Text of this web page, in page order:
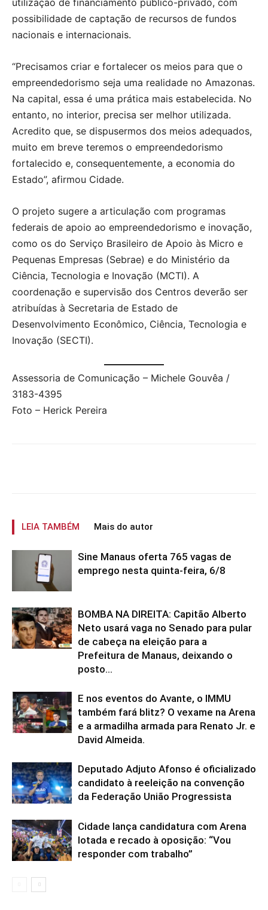
possibilidade de captação de recursos de fundos
nacionais e internacionais.
“Precisamos criar e fortalecer os meios para que o
empreendedorismo seja uma realidade no Amazonas.
Na capital, essa é uma prática mais estabelecida. No
entanto, no interior, precisa ser melhor utilizada.
Acredito que, se dispusermos dos meios adequados,
muito em breve teremos o empreendedorismo
fortalecido e, consequentemente, a economia do
Estado”, afirmou Cidade.
O projeto sugere a articulação com programas
federais de apoio ao empreendedorismo e inovação,
como os do Serviço Brasileiro de Apoio às Micro e
Pequenas Empresas (Sebrae) e do Ministério da
Ciência, Tecnologia e Inovação (MCTI). A
coordenação e supervisão dos Centros deverão ser
atribuídas à Secretaria de Estado de
Desenvolvimento Econômico, Ciência, Tecnologia e
Inovação (SECTI).
Assessoria de Comunicação – Michele Gouvêa /
3183-4395
Foto – Herick Pereira
LEIA TAMBÉM Mais do autor
Sine Manaus oferta 765 vagas de
emprego nesta quinta-feira, 6/8
BOMBA NA DIREITA: Capitão Alberto
Neto usará vaga no Senado para pular
de cabeça na eleição para a
Prefeitura de Manaus, deixando o
posto...
E nos eventos do Avante, o IMMU
também fará blitz? O vexame na Arena
e a armadilha armada para Renato Jr. e
David Almeida.
Deputado Adjuto Afonso é oficializado
candidato à reeleição na convenção
da Federação União Progressista
Cidade lança candidatura com Arena
lotada e recado à oposição: “Vou
responder com trabalho”